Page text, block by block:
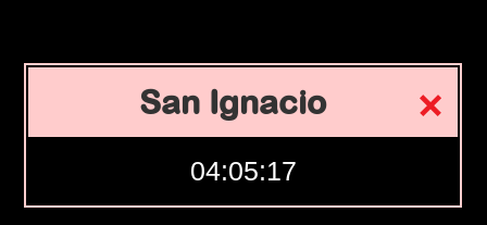
San Ignacio
04:05:18